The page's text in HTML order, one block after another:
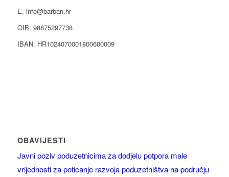
E. info@barban.hr
OIB: 98875297738
IBAN: HR1024070001800600009
OBAVIJESTI
Javni poziv poduzetnicima za dodjelu potpora male
vrijednosti za poticanje razvoja poduzetništva na području